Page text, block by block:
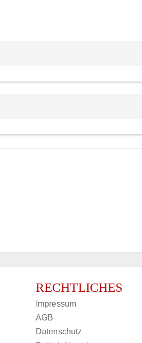
RECHTLICHES
Impressum
AGB
Datenschutz